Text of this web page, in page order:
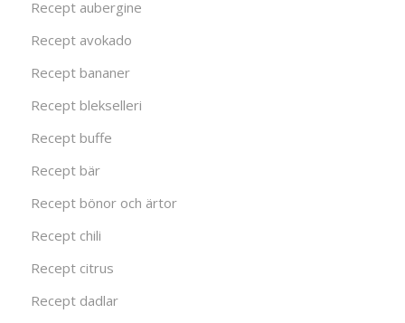
Recept aubergine
Recept avokado
Recept bananer
Recept blekselleri
Recept buffe
Recept bär
Recept bönor och ärtor
Recept chili
Recept citrus
Recept dadlar